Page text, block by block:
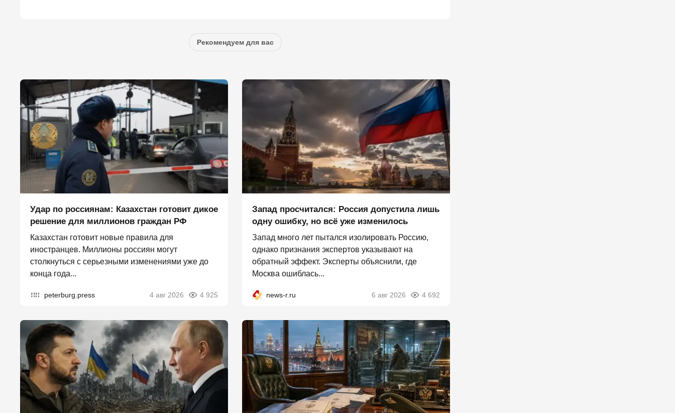
Рекомендуем для вас
Удар по россиянам: Казахстан готовит дикое
решение для миллионов граждан РФ
Казахстан готовит новые правила для
иностранцев. Миллионы россиян могут
столкнуться с серьезными изменениями уже до
конца года...
peterburg.press 4 авг 2026 4 925
Запад просчитался: Россия допустила лишь
одну ошибку, но всё уже изменилось
Запад много лет пытался изолировать Россию,
однако признания экспертов указывают на
обратный эффект. Эксперты объяснили, где
Москва ошиблась...
news-r.ru 6 авг 2026 4 692